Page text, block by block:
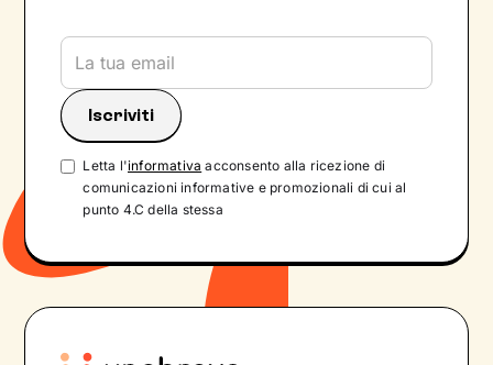
Letta l'informativa acconsento alla ricezione di
comunicazioni informative e promozionali di cui al
punto 4.C della stessa